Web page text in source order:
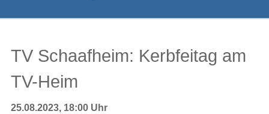
TV Schaafheim: Kerbfeitag am
TV-Heim
25.08.2023, 18:00 Uhr